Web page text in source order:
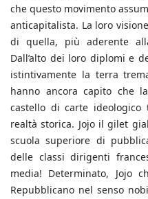
che questo movimento
anticapitalista. La loro
di quella, più aderente
Dall’alto dei loro diplomi e
istintivamente la terra
hanno ancora capito che
castello di carte ideologico
realtà storica. Jojo il gilet
scuola superiore di
delle classi dirigenti
media! Determinato, Jojo
Repubblicano nel senso